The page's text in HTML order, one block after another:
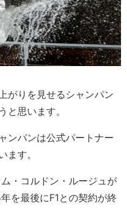
がりを見せるシャンパン
と思います。
ンパンは公式パートナー
ます。
・コルドン・ルージュが
を最後にF1との契約が終